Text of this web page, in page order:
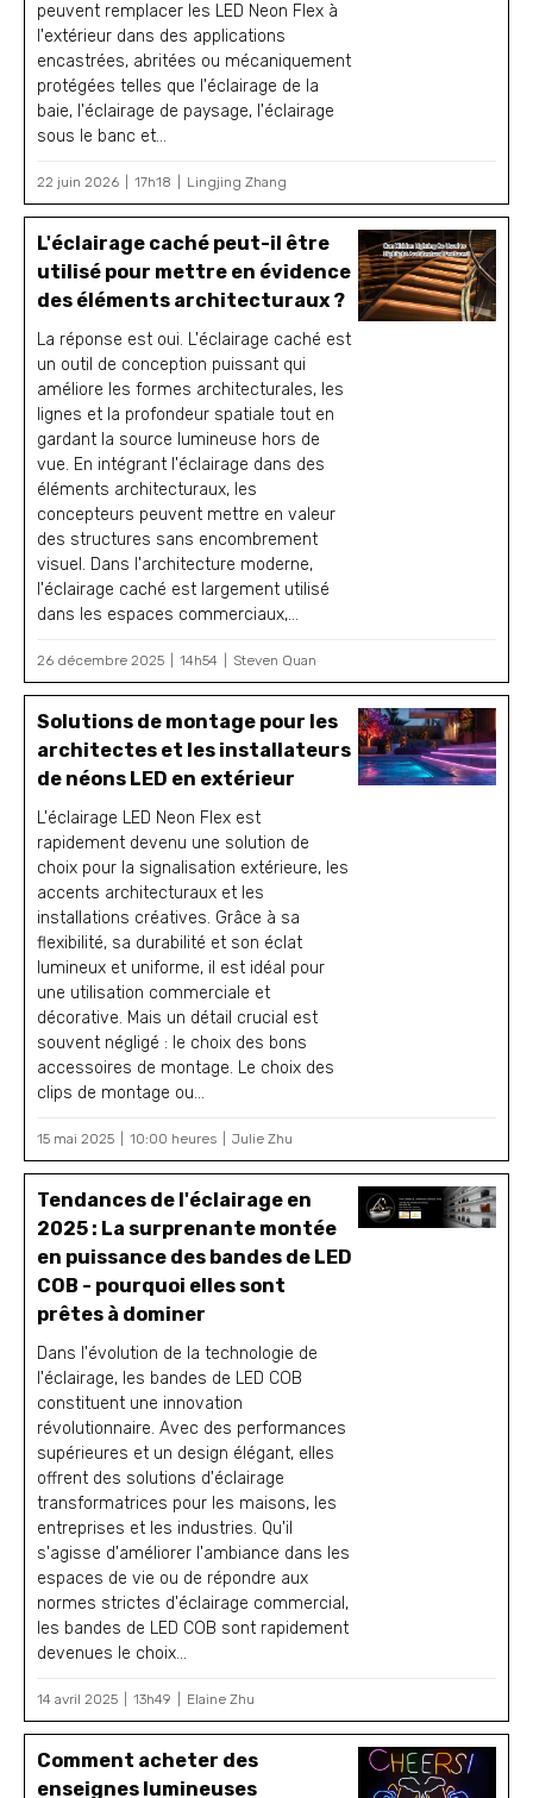
peuvent remplacer les LED Neon Flex à
l'extérieur dans des applications
encastrées, abritées ou mécaniquement
protégées telles que l'éclairage de la
baie, l'éclairage de paysage, l'éclairage
sous le banc et...
22 juin 2026 17h18 Lingjing Zhang
L'éclairage caché peut-il être
utilisé pour mettre en évidence
des éléments architecturaux ?
La réponse est oui. L'éclairage caché est
un outil de conception puissant qui
améliore les formes architecturales, les
lignes et la profondeur spatiale tout en
gardant la source lumineuse hors de
vue. En intégrant l'éclairage dans des
éléments architecturaux, les
concepteurs peuvent mettre en valeur
des structures sans encombrement
visuel. Dans l'architecture moderne,
l'éclairage caché est largement utilisé
dans les espaces commerciaux,...
26 décembre 2025 14h54 Steven Quan
Solutions de montage pour les
architectes et les installateurs
de néons LED en extérieur
L'éclairage LED Neon Flex est
rapidement devenu une solution de
choix pour la signalisation extérieure, les
accents architecturaux et les
installations créatives. Grâce à sa
flexibilité, sa durabilité et son éclat
lumineux et uniforme, il est idéal pour
une utilisation commerciale et
décorative. Mais un détail crucial est
souvent négligé : le choix des bons
accessoires de montage. Le choix des
clips de montage ou...
15 mai 2025 10:00 heures Julie Zhu
Tendances de l'éclairage en
2025 : La surprenante montée
en puissance des bandes de LED
COB - pourquoi elles sont
prêtes à dominer
Dans l'évolution de la technologie de
l'éclairage, les bandes de LED COB
constituent une innovation
révolutionnaire. Avec des performances
supérieures et un design élégant, elles
offrent des solutions d'éclairage
transformatrices pour les maisons, les
entreprises et les industries. Qu'il
s'agisse d'améliorer l'ambiance dans les
espaces de vie ou de répondre aux
normes strictes d'éclairage commercial,
les bandes de LED COB sont rapidement
devenues le choix...
14 avril 2025 13h49 Elaine Zhu
Comment acheter des
enseignes lumineuses